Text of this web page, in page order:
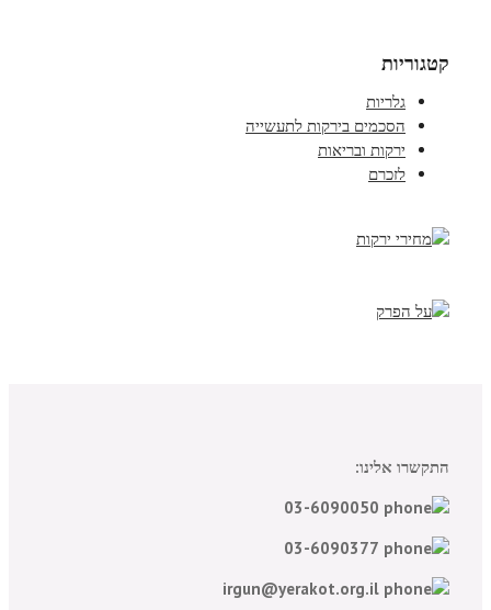
קטגוריות
גלריות
הסכמים בירקות לתעשייה
ירקות ובריאות
לזכרם
התקשרו אלינו: